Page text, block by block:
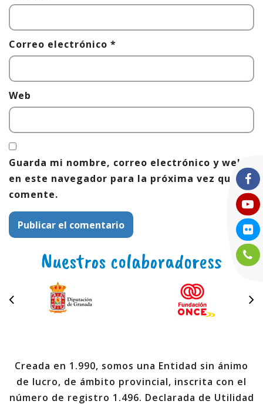
Correo electrónico *
Web
Guarda mi nombre, correo electrónico y web
en este navegador para la próxima vez que
comente.
Nuestros colaboradoress
Creada en 1.990, somos una Entidad sin ánimo
de lucro, de ámbito provincial, inscrita con el
número de registro 1.496. Declarada de Utilidad